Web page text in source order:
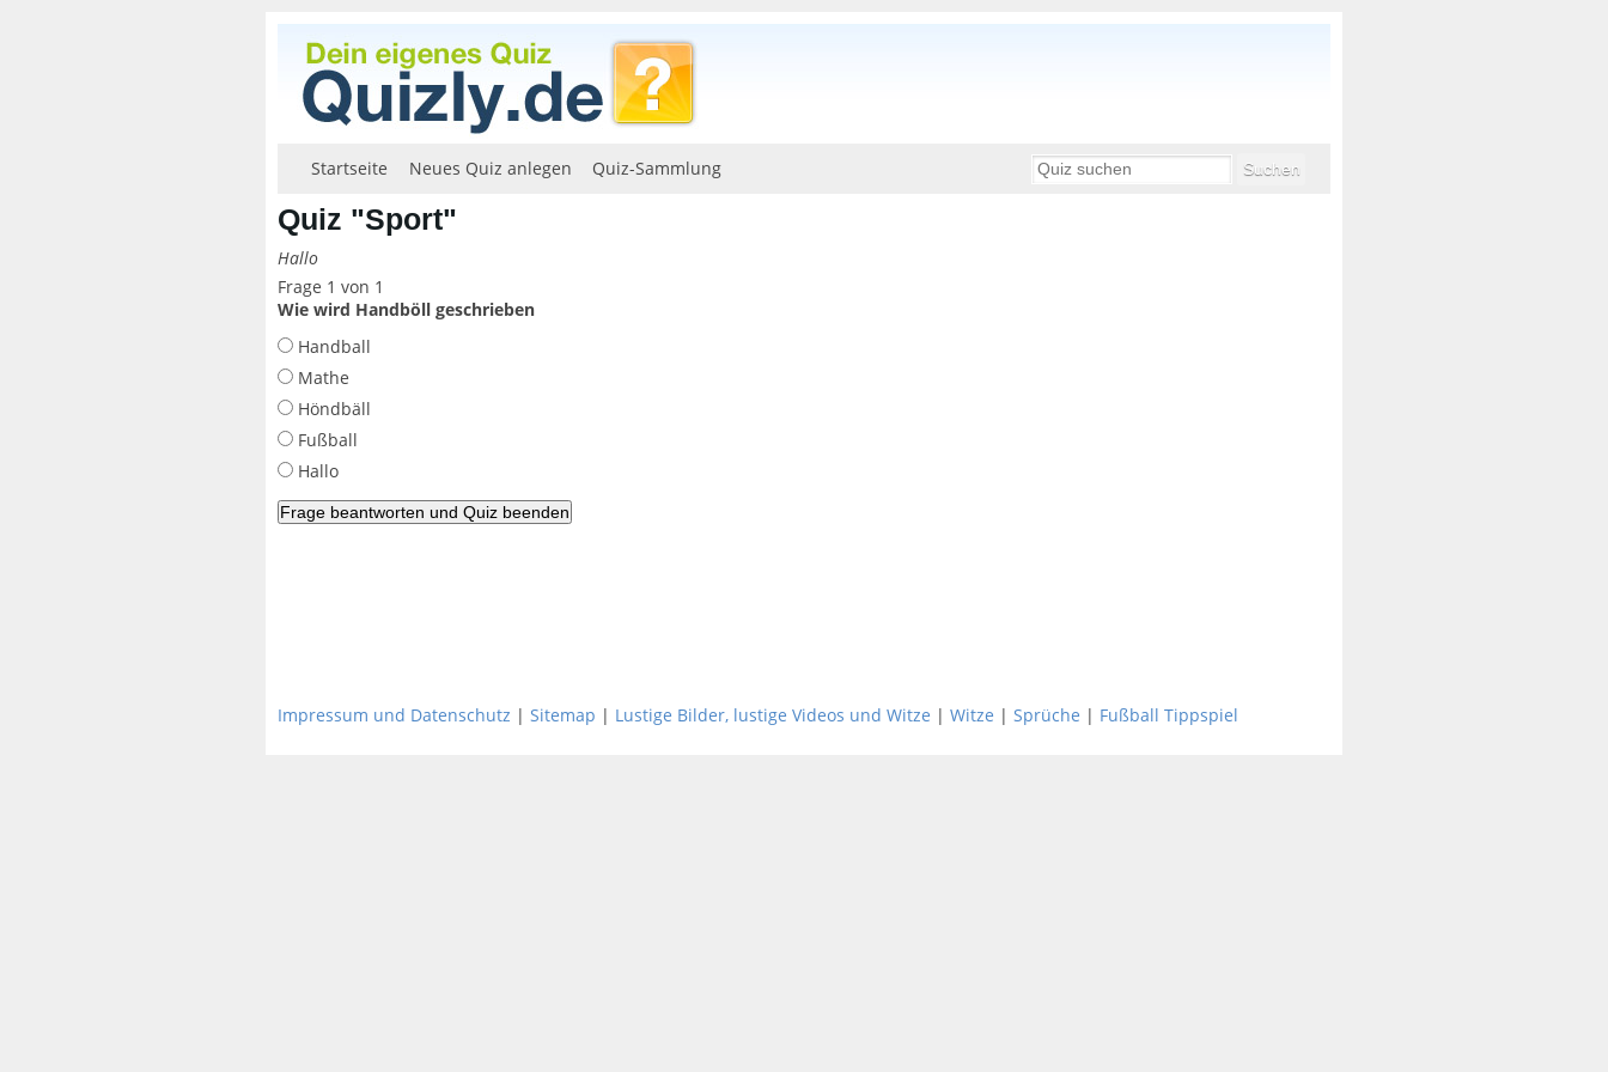
Startseite Neues Quiz anlegen Quiz-Sammlung
Quiz "Sport"
Hallo
Frage 1 von 1
Wie wird Handböll geschrieben
Handball
Mathe
Höndbäll
Fußball
Hallo
Impressum und Datenschutz | Sitemap | Lustige Bilder, lustige Videos und Witze | Witze | Sprüche | Fußball Tippspiel